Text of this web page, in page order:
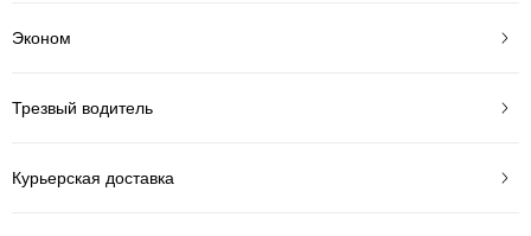
Эконом
Трезвый водитель
Курьерская доставка